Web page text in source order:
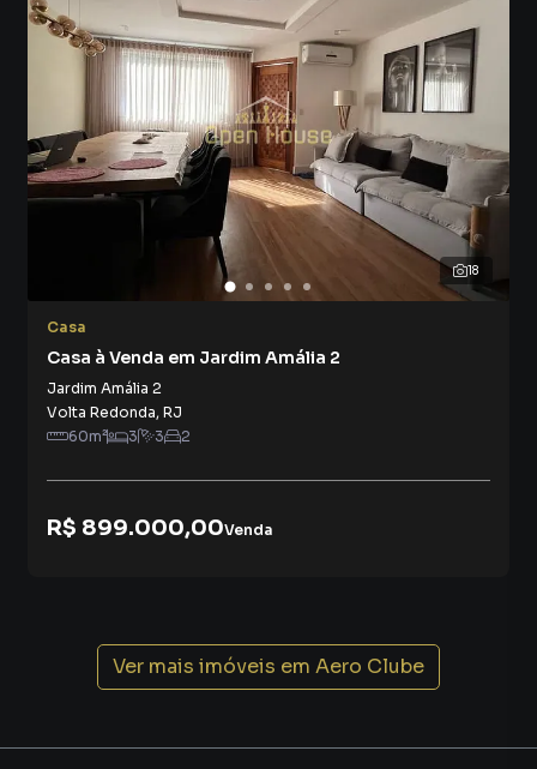
18
Casa
Casa à Venda em Jardim Amália 2
Jardim Amália 2
Volta Redonda, RJ
60m² 3 3 2
R$ 899.000,00Venda
Ver mais imóveis em Aero Clube